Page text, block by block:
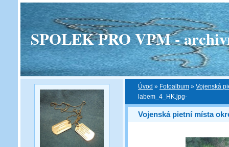
SPOLEK PRO VPM -
Úvod » Fotoalbum » Vojenská
labem_4_HK.jpg-
Vojenská pietní místa